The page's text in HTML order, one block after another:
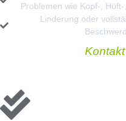
Problemen wie Kopf-,
Linderung oder